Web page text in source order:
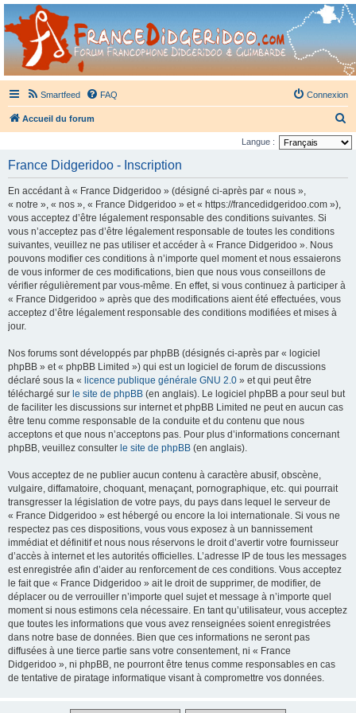
France Didgeridoo
Didgeridoo et Guimbarde sur France Didgeridoo - retrouvez la communauté.
Smartfeed FAQ Connexion
Accueil du forum
e
h
Langue :
France Didgeridoo - Inscription
En accédant à « France Didgeridoo » (désigné ci-après par « nous »,
« notre », « nos », « France Didgeridoo » et « https://francedidgeridoo.com »),
vous acceptez d’être légalement responsable des conditions suivantes. Si
vous n’acceptez pas d’être légalement responsable de toutes les conditions
suivantes, veuillez ne pas utiliser et accéder à « France Didgeridoo ». Nous
pouvons modifier ces conditions à n’importe quel moment et nous essaierons
de vous informer de ces modifications, bien que nous vous conseillons de
vérifier régulièrement par vous-même. En effet, si vous continuez à participer à
« France Didgeridoo » après que des modifications aient été effectuées, vous
acceptez d’être légalement responsable des conditions modifiées et mises à
jour.
Nos forums sont développés par phpBB (désignés ci-après par « logiciel
phpBB » et « phpBB Limited ») qui est un logiciel de forum de discussions
déclaré sous la « licence publique générale GNU 2.0 » et qui peut être
téléchargé sur le site de phpBB (en anglais). Le logiciel phpBB a pour seul but
de faciliter les discussions sur internet et phpBB Limited ne peut en aucun cas
être tenu comme responsable de la conduite et du contenu que nous
acceptons et que nous n’acceptons pas. Pour plus d’informations concernant
phpBB, veuillez consulter le site de phpBB (en anglais).
Vous acceptez de ne publier aucun contenu à caractère abusif, obscène,
vulgaire, diffamatoire, choquant, menaçant, pornographique, etc. qui pourrait
transgresser la législation de votre pays, du pays dans lequel le serveur de
« France Didgeridoo » est hébergé ou encore la loi internationale. Si vous ne
respectez pas ces dispositions, vous vous exposez à un bannissement
immédiat et définitif et nous nous réservons le droit d’avertir votre fournisseur
d’accès à internet et les autorités officielles. L’adresse IP de tous les messages
est enregistrée afin d’aider au renforcement de ces conditions. Vous acceptez
le fait que « France Didgeridoo » ait le droit de supprimer, de modifier, de
déplacer ou de verrouiller n’importe quel sujet et message à n’importe quel
moment si nous estimons cela nécessaire. En tant qu’utilisateur, vous acceptez
que toutes les informations que vous avez renseignées soient enregistrées
dans notre base de données. Bien que ces informations ne seront pas
diffusées à une tierce partie sans votre consentement, ni « France
Didgeridoo », ni phpBB, ne pourront être tenus comme responsables en cas
de tentative de piratage informatique visant à compromettre vos données.